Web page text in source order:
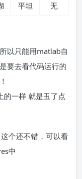
平坦 无
以只能用matlab自
要去看代码运行的
的一样 就是丑了点
个还不错，可以看
中